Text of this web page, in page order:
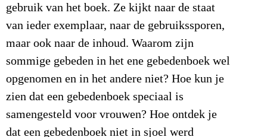
gebruik van het boek. Ze kijkt naar de staat
van ieder exemplaar, naar de gebruikssporen,
maar ook naar de inhoud. Waarom zijn
sommige gebeden in het ene gebedenboek wel
opgenomen en in het andere niet? Hoe kun je
zien dat een gebedenboek speciaal is
samengesteld voor vrouwen? Hoe ontdek je
dat een gebedenboek niet in sjoel werd